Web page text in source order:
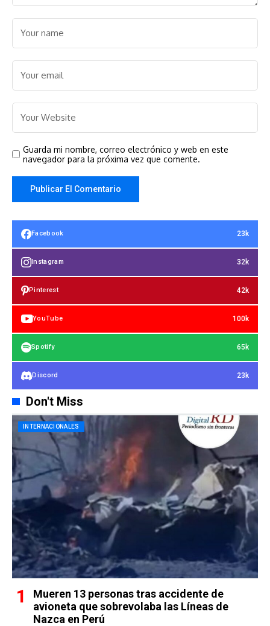
Guarda mi nombre, correo electrónico y web en este
navegador para la próxima vez que comente.
Facebook 23k
Instagram 32k
Pinterest 42k
YouTube 100k
Spotify 65k
Discord 23k
Don't Miss
INTERNACIONALES
Mueren 13 personas tras accidente de
avioneta que sobrevolaba las Líneas de
Nazca en Perú